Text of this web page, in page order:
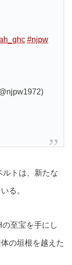
#njpw
ルトは、新たな
る。
至宝を手にし
の垣根を越えた